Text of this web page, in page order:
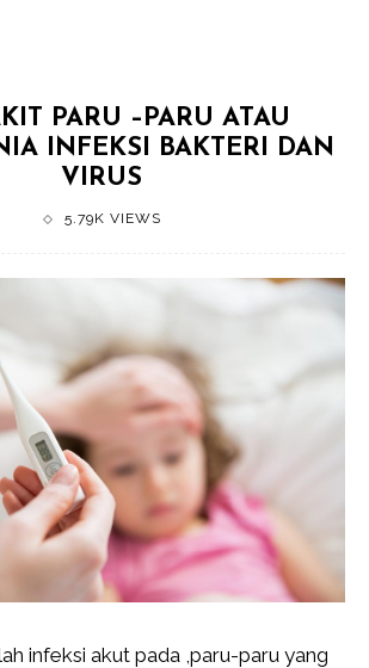
PARU –PARU ATAU
INFEKSI BAKTERI DAN
VIRUS
5.79K VIEWS
infeksi akut pada ,paru-paru yang